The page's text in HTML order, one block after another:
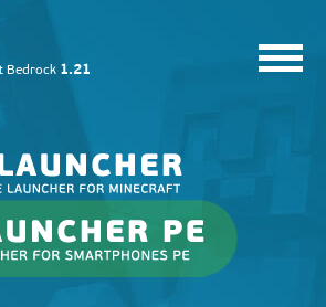
Bedrock 1.21